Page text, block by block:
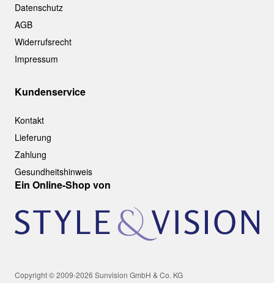
Datenschutz
AGB
Widerrufsrecht
Impressum
Kundenservice
Kontakt
Lieferung
Zahlung
Gesundheitshinweis
Ein Online-Shop von
Copyright © 2009-2026 Sunvision GmbH & Co. KG